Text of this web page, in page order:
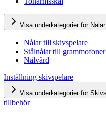
Visa underkategorier för
Nålar till skivspelare
Stålnålar till grammofoner
Nålvård
Inställning skivspelare
Visa underkategorier för
tillbehör